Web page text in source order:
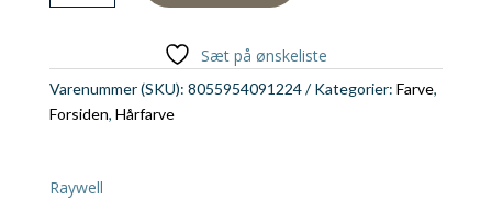
4,88.
ml
antal
Sæt på ønskeliste
Varenummer (SKU): 8055954091224 Kategorier: Farve,
Forsiden, Hårfarve
Raywell